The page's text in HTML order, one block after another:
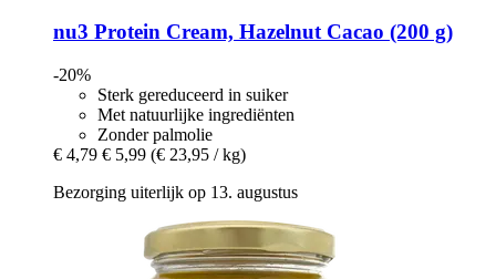
nu3 Protein Cream, Hazelnut Cacao (200 g)
-20%
Sterk gereduceerd in suiker
Met natuurlijke ingrediënten
Zonder palmolie
€ 4,79 € 5,99 (€ 23,95 / kg)
Bezorging uiterlijk op 13. augustus